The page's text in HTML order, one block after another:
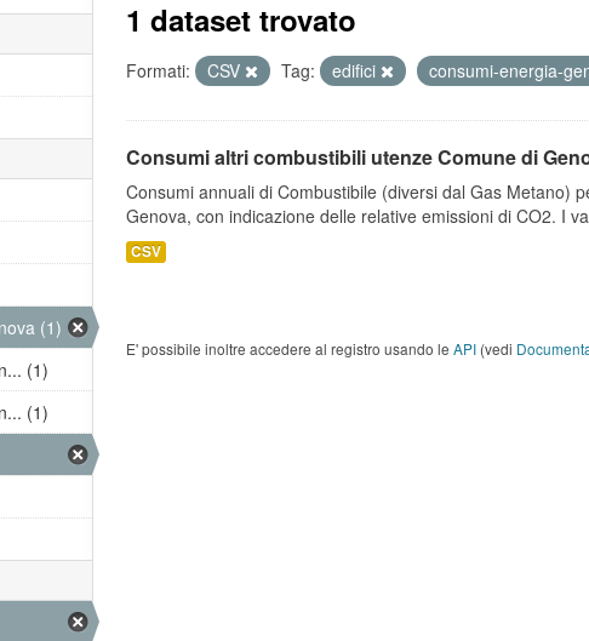
1 dataset trovato
Formati: CSV Tag: edifici consumi-energia-
Consumi altri combustibili utenze Comune di
Consumi annuali di Combustibile (diversi dal Gas Metano)
Genova, con indicazione delle relative emissioni di CO2. I
CSV
E' possibile inoltre accedere al registro usando le API (vedi
(1)
(1)
(1)